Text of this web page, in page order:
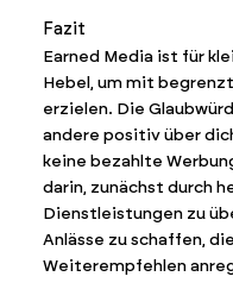
Fazit
Earned Media ist für
Hebel, um mit
erzielen. Die
andere positiv über
keine bezahlte
darin, zunächst durch
Dienstleistungen zu
Anlässe zu schaffen,
Weiterempfehlen